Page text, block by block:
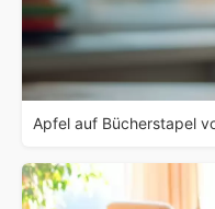
Apfel auf Bücherstapel